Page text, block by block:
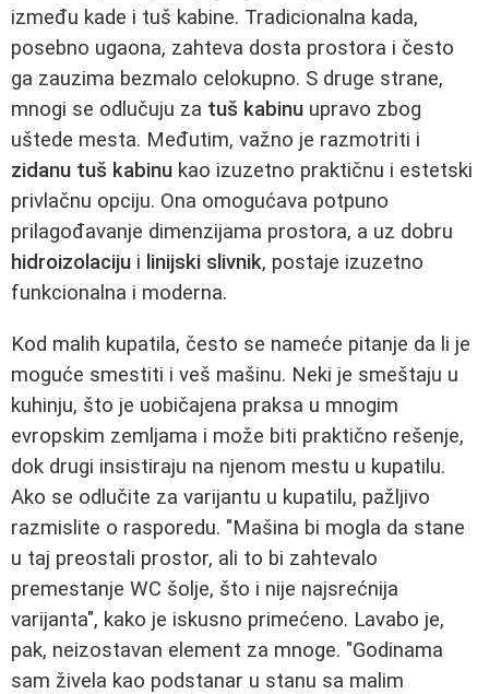
između kade i tuš kabine. Tradicionalna kada,
posebno ugaona, zahteva dosta prostora i često
ga zauzima bezmalo celokupno. S druge strane,
mnogi se odlučuju za tuš kabinu upravo zbog
uštede mesta. Međutim, važno je razmotriti i
zidanu tuš kabinu kao izuzetno praktičnu i estetski
privlačnu opciju. Ona omogućava potpuno
prilagođavanje dimenzijama prostora, a uz dobru
hidroizolaciju i linijski slivnik, postaje izuzetno
funkcionalna i moderna.
Kod malih kupatila, često se nameće pitanje da li je
moguće smestiti i veš mašinu. Neki je smeštaju u
kuhinju, što je uobičajena praksa u mnogim
evropskim zemljama i može biti praktično rešenje,
dok drugi insistiraju na njenom mestu u kupatilu.
Ako se odlučite za varijantu u kupatilu, pažljivo
razmislite o rasporedu. "Mašina bi mogla da stane
u taj preostali prostor, ali to bi zahtevalo
premestanje WC šolje, što i nije najsrećnija
varijanta", kako je iskusno primećeno. Lavabo je,
pak, neizostavan element za mnoge. "Godinama
sam živela kao podstanar u stanu sa malim